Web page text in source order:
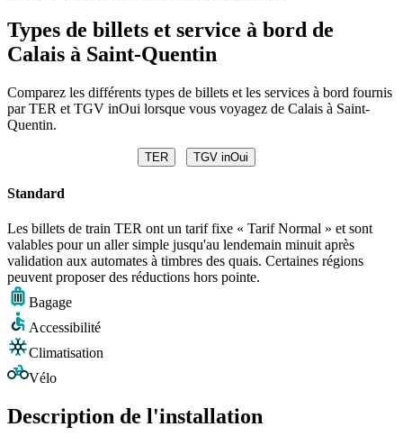
Types de billets et service à bord de
Calais à Saint-Quentin
Comparez les différents types de billets et les services à bord fournis
par TER et TGV inOui lorsque vous voyagez de Calais à Saint-
Quentin.
TER TGV inOui
Standard
Les billets de train TER ont un tarif fixe « Tarif Normal » et sont
valables pour un aller simple jusqu'au lendemain minuit après
validation aux automates à timbres des quais. Certaines régions
peuvent proposer des réductions hors pointe.
Bagage
Accessibilité
Climatisation
Vélo
Description de l'installation